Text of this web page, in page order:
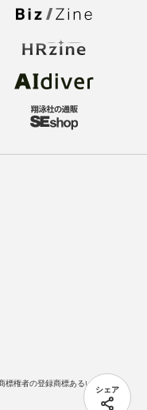
シェア
標権者の登録商標あるいは商標で